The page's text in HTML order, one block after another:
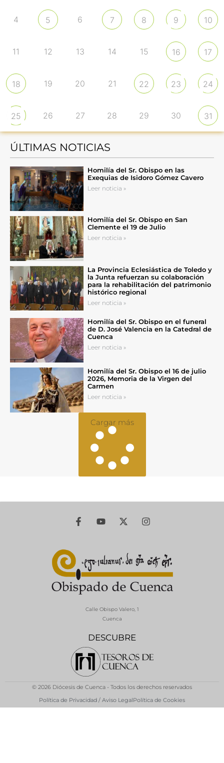
4 5 6 7 8 9 10
11 12 13 14 15 16 17
18 19 20 21 22 23 24
25 26 27 28 29 30 31
ÚLTIMAS NOTICIAS
Homilía del Sr. Obispo en las
Exequias de Isidoro Gómez Cavero
Leer noticia »
Homilía del Sr. Obispo en San
Clemente el 19 de Julio
Leer noticia »
La Provincia Eclesiástica de Toledo y
la Junta refuerzan su colaboración
para la rehabilitación del patrimonio
histórico regional
Leer noticia »
Homilía del Sr. Obispo en el funeral
de D. José Valencia en la Catedral de
Cuenca
Leer noticia »
Homilía del Sr. Obispo el 16 de julio
2026, Memoria de la Virgen del
Carmen
Leer noticia »
Cargar más
DESCUBRE
Calle Obispo Valero, 1
Cuenca
© 2026 Diócesis de Cuenca - Todos los derechos reservados
Política de Privacidad / Aviso LegalPolítica de Cookies